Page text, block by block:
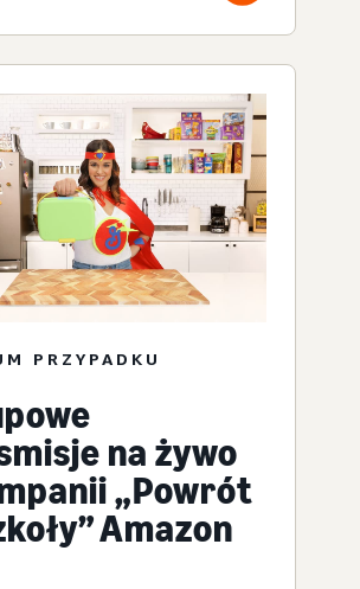
PRZYPADKU
na żywo
„Powrót
Amazon